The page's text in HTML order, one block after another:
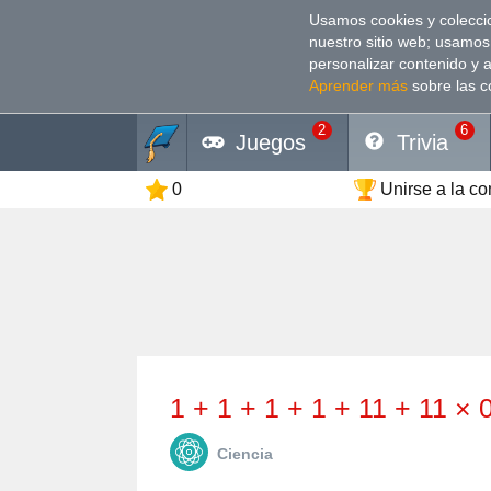
Usamos cookies y
nuestro sitio web;
personalizar contenido y
Aprender más sobre las
Juegos
2
Trivia
6
0 Unirse a la
1 + 1 + 1 + 1 + 11 + 11 ×
Сiencia